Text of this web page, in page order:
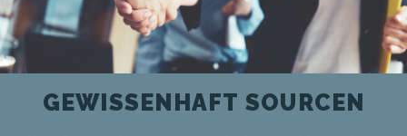
GEWISSENHAFT SOURCEN